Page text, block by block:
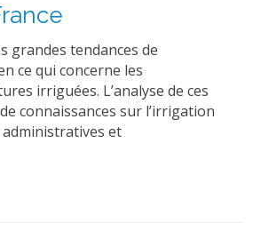
grandes tendances de
ce qui concerne les
irriguées. L’analyse de ces
connaissances sur l’irrigation
et